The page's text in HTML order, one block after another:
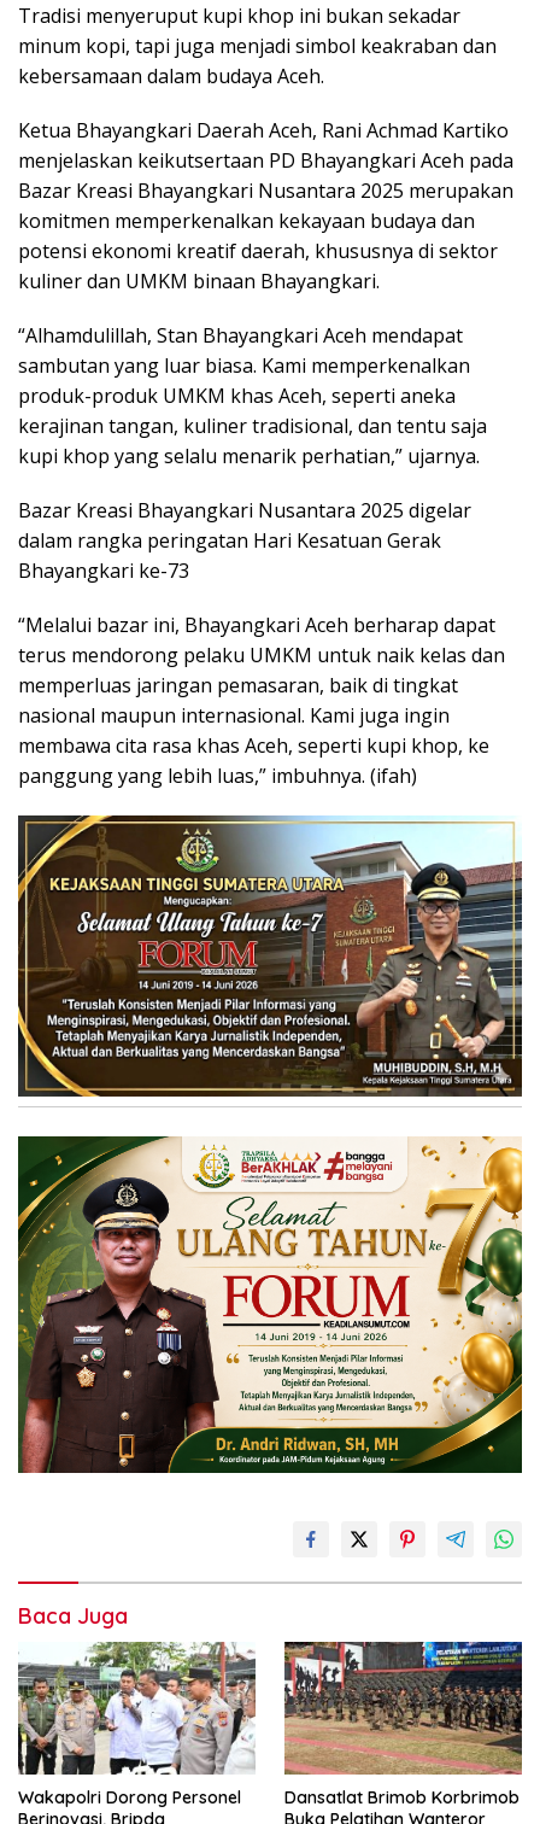
Tradisi menyeruput kupi khop ini bukan sekadar
minum kopi, tapi juga menjadi simbol keakraban dan
kebersamaan dalam budaya Aceh.
Ketua Bhayangkari Daerah Aceh, Rani Achmad Kartiko
menjelaskan keikutsertaan PD Bhayangkari Aceh pada
Bazar Kreasi Bhayangkari Nusantara 2025 merupakan
komitmen memperkenalkan kekayaan budaya dan
potensi ekonomi kreatif daerah, khususnya di sektor
kuliner dan UMKM binaan Bhayangkari.
“Alhamdulillah, Stan Bhayangkari Aceh mendapat
sambutan yang luar biasa. Kami memperkenalkan
produk-produk UMKM khas Aceh, seperti aneka
kerajinan tangan, kuliner tradisional, dan tentu saja
kupi khop yang selalu menarik perhatian,” ujarnya.
Bazar Kreasi Bhayangkari Nusantara 2025 digelar
dalam rangka peringatan Hari Kesatuan Gerak
Bhayangkari ke-73
“Melalui bazar ini, Bhayangkari Aceh berharap dapat
terus mendorong pelaku UMKM untuk naik kelas dan
memperluas jaringan pemasaran, baik di tingkat
nasional maupun internasional. Kami juga ingin
membawa cita rasa khas Aceh, seperti kupi khop, ke
panggung yang lebih luas,” imbuhnya. (ifah)
Baca Juga
Wakapolri Dorong Personel
Dansatlat Brimob Korbrimob